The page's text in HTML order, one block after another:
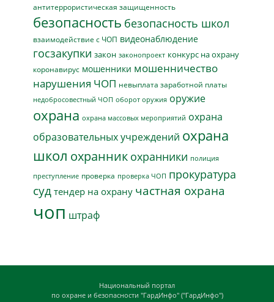
антитеррористическая защищенность
безопасность безопасность школ
взаимодействие с ЧОП видеонаблюдение
госзакупки закон законопроект конкурс на охрану
коронавирус мошенники мошенничество
нарушения ЧОП невыплата заработной платы
недобросовестный ЧОП оборот оружия оружие
охрана охрана массовых мероприятий охрана
образовательных учреждений охрана
школ охранник охранники полиция
преступление проверка проверка ЧОП прокуратура
суд тендер на охрану частная охрана
чоп штраф
Национальный портал
по охране и безопасности "ГардИнфо" ("ГардИнфо")